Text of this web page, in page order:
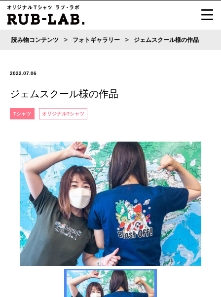
読み物コンテンツ > フォトギャラリー > ジェムスクール様の作品
2022.07.06
ジェムスクール様の作品
Tシャツ オリジナルTシャツ